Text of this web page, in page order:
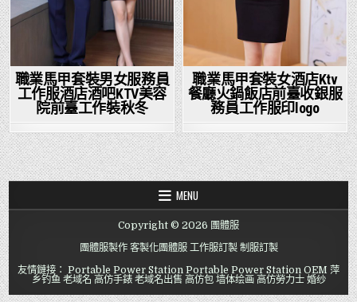
職業馬甲套裝男女服務員
工作服酒店酒吧KTV美容
院前臺工作裝秋冬
職業馬甲套裝女酒店Ktv
餐廳火鍋飯店前臺收銀服
務員工作服印logo
MENU
Copyright © 2026 團體服
團體服製作 客製化團體服 工作服訂製 制服訂製
友情鏈接： Portable Power Station Portable Power Station OEM 萍
乡钓鱼 老域名 高仿手錶 老域名出售 高仿包 墙体绘画 高仿勞力士 婚纱